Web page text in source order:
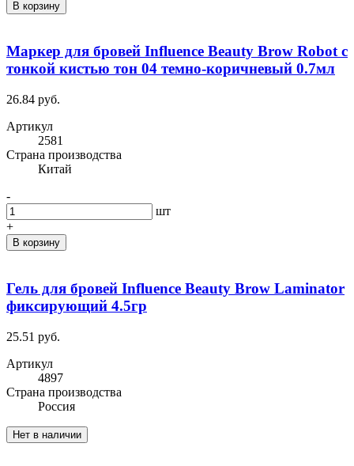
В корзину
Маркер для бровей Influence Beauty Brow Robot с
тонкой кистью тон 04 темно-коричневый 0.7мл
26.84 руб.
Артикул
2581
Cтрана производства
Китай
-
шт
+
В корзину
Гель для бровей Influence Beauty Brow Laminator
фиксирующий 4.5гр
25.51 руб.
Артикул
4897
Cтрана производства
Россия
Нет в наличии